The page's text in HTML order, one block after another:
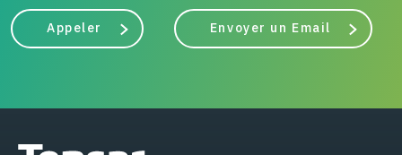
Appeler Envoyer un Email